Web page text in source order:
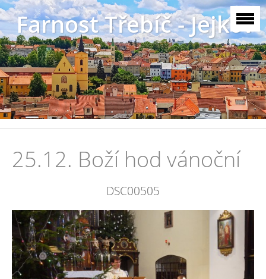
Farnost Třebíč - Jejkov
25.12. Boží hod vánoční
DSC00505